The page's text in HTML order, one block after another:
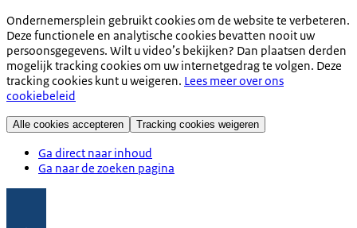
Ondernemersplein gebruikt cookies om de website te verbeteren.
Deze functionele en analytische cookies bevatten nooit uw
persoonsgegevens. Wilt u video’s bekijken? Dan plaatsen derden
mogelijk tracking cookies om uw internetgedrag te volgen. Deze
tracking cookies kunt u weigeren. Lees meer over ons
cookiebeleid
Alle cookies accepteren Tracking cookies weigeren
Ga direct naar inhoud
Ga naar de zoeken pagina